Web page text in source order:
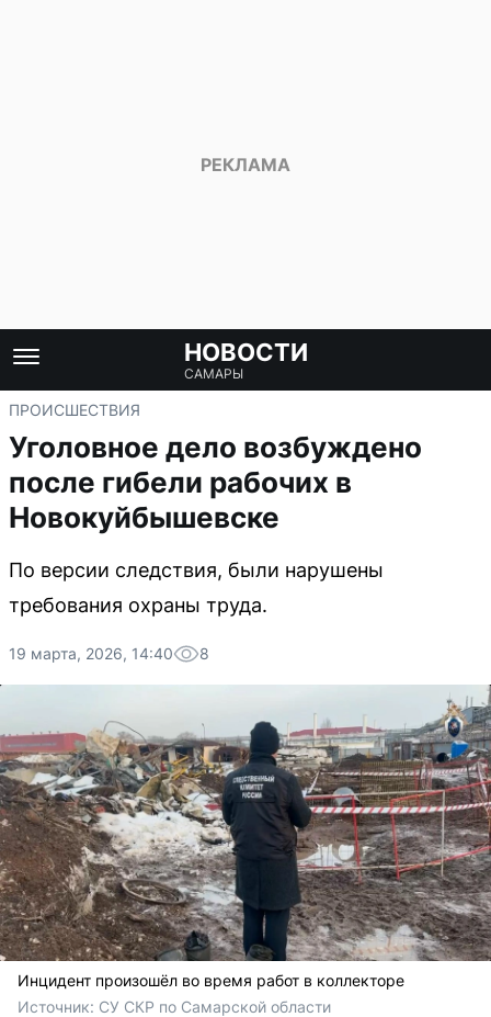
НОВОСТИ
САМАРЫ
ПРОИСШЕСТВИЯ
Уголовное дело возбуждено
после гибели рабочих в
Новокуйбышевске
По версии следствия, были нарушены
требования охраны труда.
19 марта, 2026, 14:40 8
Инцидент произошёл во время работ в коллекторе
Источник: СУ СКР по Самарской области